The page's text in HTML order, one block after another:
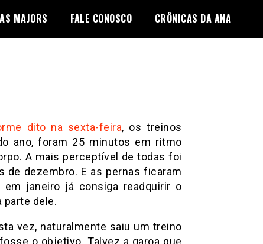
MAJORS FALE CONOSCO CRÔNICAS DA ANA
dito na sexta-feira, os treinos
ano, foram 25 minutos em ritmo
A mais perceptível de todas foi
dezembro. E as pernas ficaram
janeiro já consiga readquirir o
parte dele.
vez, naturalmente saiu um treino
o objetivo. Talvez a garoa que